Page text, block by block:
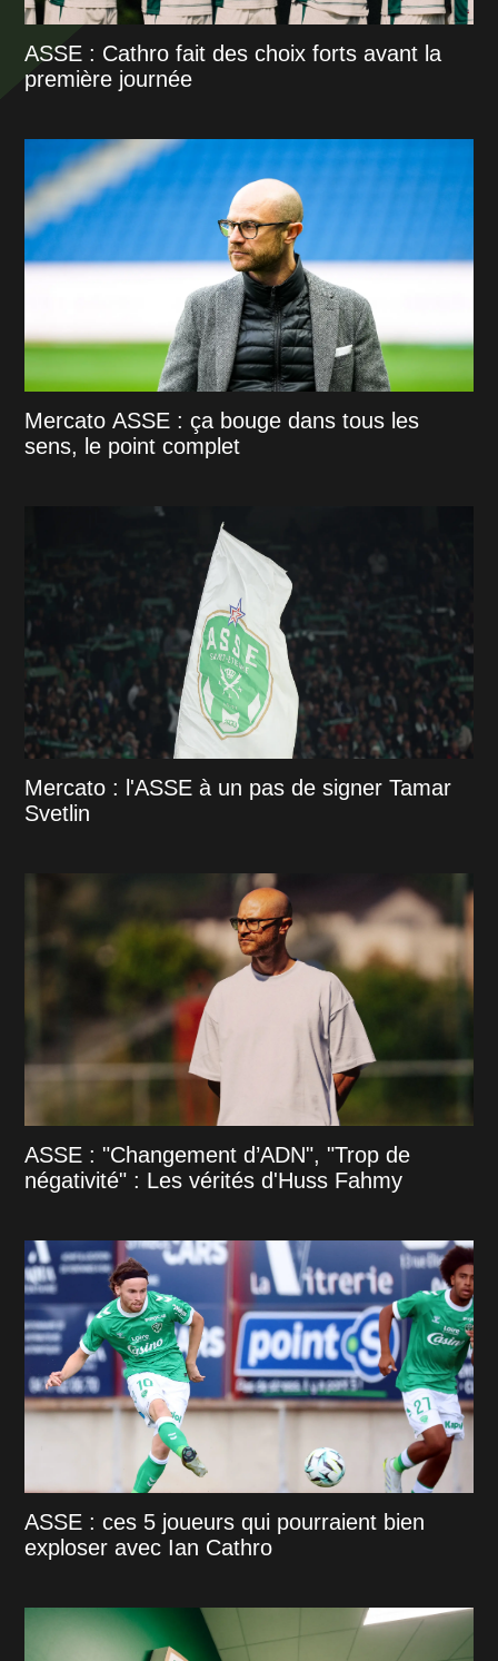
ASSE : Cathro fait des choix forts avant la
première journée
Mercato ASSE : ça bouge dans tous les
sens, le point complet
Mercato : l'ASSE à un pas de signer Tamar
Svetlin
ASSE : "Changement d’ADN", "Trop de
négativité" : Les vérités d'Huss Fahmy
ASSE : ces 5 joueurs qui pourraient bien
exploser avec Ian Cathro